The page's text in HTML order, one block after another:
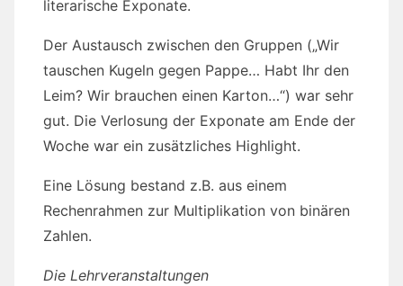
literarische Exponate.
Der Austausch zwischen den Gruppen („Wir
tauschen Kugeln gegen Pappe… Habt Ihr den
Leim? Wir brauchen einen Karton…“) war sehr
gut. Die Verlosung der Exponate am Ende der
Woche war ein zusätzliches Highlight.
Eine Lösung bestand z.B. aus einem
Rechenrahmen zur Multiplikation von binären
Zahlen.
Die Lehrveranstaltungen